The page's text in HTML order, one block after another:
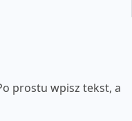
prostu wpisz tekst, a